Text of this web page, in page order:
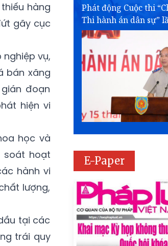
hàng
gãy cục
vụ,
bán xăng
đoạn
hiện vi
học và
soát hoạt
hành vi
lượng,
tại các
trái quy
Phát động Cuộc thi
Thi hành án dân sự”
E-Paper